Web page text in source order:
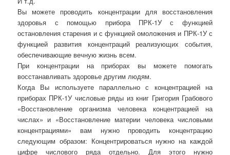
Вы можете проводить концентрации для восстановления
здоровья с помощью прибора ПРК-1У с функцией
остановления старения и с функцией омоложения и ПРК-1У с
функцией развития концентраций реализующих события,
обеспечивающие вечную жизнь всем.
При концентрации на приборах вы можете помогать
восстанавливать здоровье другим людям.
Когда Вы используете параллельно с концентрацией на
приборах ПРК-1У числовые ряды из книг Григория Грабового
«Восстановление организма человека концентрацией на
числах» и «Восстановление материи человека числовыми
концентрациями» вам нужно проводить концентрацию
следующим образом: Концентрироваться нужно на каждой
цифре числового ряда отдельно. Для этого нужно